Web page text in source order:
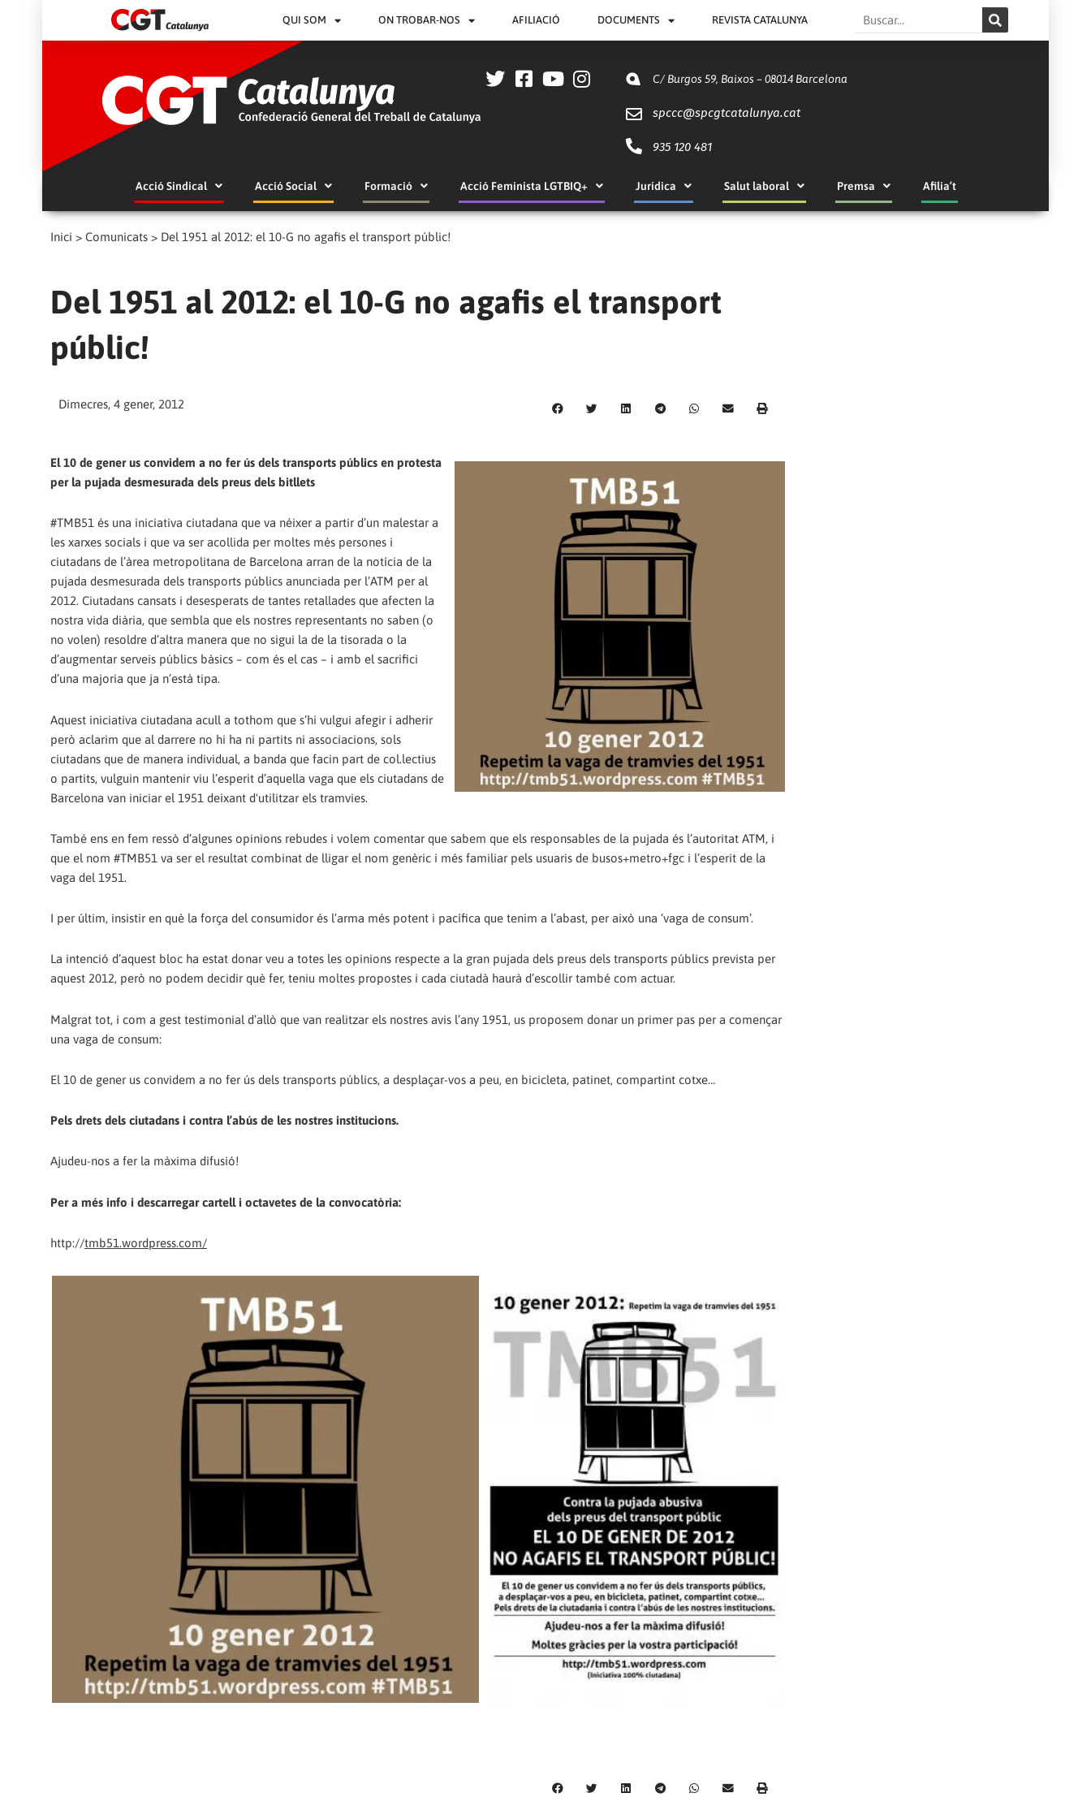
QUI SOM ON TROBAR-NOS AFILIACIÓ DOCUMENTS REVISTA CATALUNYA Search
C/ Burgos 59, Baixos – 08014 Barcelona
spccc@spcgtcatalunya.cat
935 120 481
Acció Sindical Acció Social Formació Acció Feminista LGTBIQ+ Jurídica Salut laboral Premsa Afilia’t
Inici > Comunicats > Del 1951 al 2012: el 10-G no agafis el transport públic!
Del 1951 al 2012: el 10-G no agafis el transport
públic!
Dimecres, 4 gener, 2012
El 10 de gener us convidem a no fer ús dels transports públics en protesta
per la pujada desmesurada dels preus dels bitllets
#TMB51 és una iniciativa ciutadana que va néixer a partir d’un malestar a
les xarxes socials i que va ser acollida per moltes més persones i
ciutadans de l’àrea metropolitana de Barcelona arran de la notícia de la
pujada desmesurada dels transports públics anunciada per l’ATM per al
2012. Ciutadans cansats i desesperats de tantes retallades que afecten la
nostra vida diària, que sembla que els nostres representants no saben (o
no volen) resoldre d’altra manera que no sigui la de la tisorada o la
d’augmentar serveis públics bàsics – com és el cas – i amb el sacrifici
d’una majoria que ja n’està tipa.
Aquest iniciativa ciutadana acull a tothom que s’hi vulgui afegir i adherir
però aclarim que al darrere no hi ha ni partits ni associacions, sols
ciutadans que de manera individual, a banda que facin part de col.lectius
o partits, vulguin mantenir viu l’esperit d’aquella vaga que els ciutadans de
Barcelona van iniciar el 1951 deixant d'utilitzar els tramvies.
També ens en fem ressò d’algunes opinions rebudes i volem comentar que sabem que els responsables de la pujada és l’autoritat ATM, i
que el nom #TMB51 va ser el resultat combinat de lligar el nom genèric i més familiar pels usuaris de busos+metro+fgc i l’esperit de la
vaga del 1951.
I per últim, insistir en què la força del consumidor és l’arma més potent i pacífica que tenim a l’abast, per això una ‘vaga de consum’.
La intenció d’aquest bloc ha estat donar veu a totes les opinions respecte a la gran pujada dels preus dels transports públics prevista per
aquest 2012, però no podem decidir què fer, teniu moltes propostes i cada ciutadà haurà d’escollir també com actuar.
Malgrat tot, i com a gest testimonial d’allò que van realitzar els nostres avis l’any 1951, us proposem donar un primer pas per a començar
una vaga de consum:
El 10 de gener us convidem a no fer ús dels transports públics, a desplaçar-vos a peu, en bicicleta, patinet, compartint cotxe…
Pels drets dels ciutadans i contra l’abús de les nostres institucions.
Ajudeu-nos a fer la màxima difusió!
Per a més info i descarregar cartell i octavetes de la convocatòria:
http://tmb51.wordpress.com/